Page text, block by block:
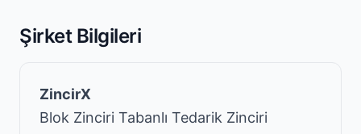
Şirket Bilgileri
ZincirX
Blok Zinciri Tabanlı Tedarik Zinciri